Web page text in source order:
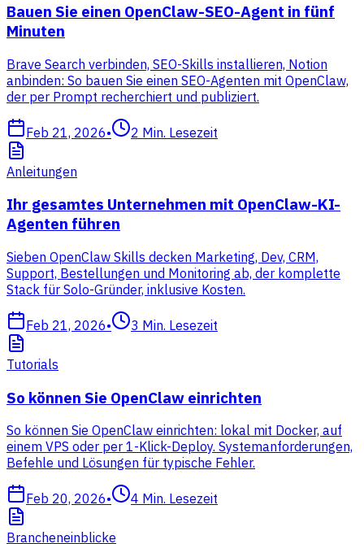
Bauen Sie einen OpenClaw-SEO-Agent in fünf
Minuten
Brave Search verbinden, SEO-Skills installieren, Notion
anbinden: So bauen Sie einen SEO-Agenten mit OpenClaw,
der per Prompt recherchiert und publiziert.
Feb 21, 2026• 2 Min. Lesezeit
Anleitungen
Ihr gesamtes Unternehmen mit OpenClaw-KI-
Agenten führen
Sieben OpenClaw Skills decken Marketing, Dev, CRM,
Support, Bestellungen und Monitoring ab, der komplette
Stack für Solo-Gründer, inklusive Kosten.
Feb 21, 2026• 3 Min. Lesezeit
Tutorials
So können Sie OpenClaw einrichten
So können Sie OpenClaw einrichten: lokal mit Docker, auf
einem VPS oder per 1-Klick-Deploy. Systemanforderungen,
Befehle und Lösungen für typische Fehler.
Feb 20, 2026• 4 Min. Lesezeit
Brancheneinblicke